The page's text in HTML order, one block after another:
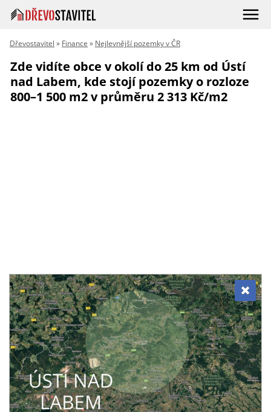
Dřevostavitel » Finance » Nejlevnější pozemky v ČR
Zde vidíte obce v okolí do 25 km od Ústí
nad Labem, kde stojí pozemky o rozloze
800–1 500 m2 v průměru 2 313 Kč/m2